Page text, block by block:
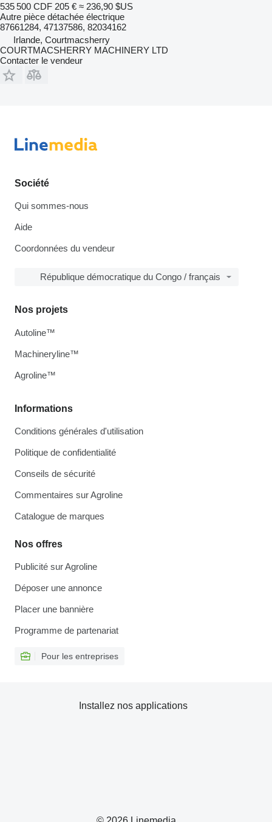
535 500 CDF 205 € ≈ 236,90 $US
Autre pièce détachée électrique
87661284, 47137586, 82034162
Irlande, Courtmacsherry
COURTMACSHERRY MACHINERY LTD
Contacter le vendeur
Société
Qui sommes-nous
Aide
Coordonnées du vendeur
République démocratique du Congo / français
Informations
Conditions générales d'utilisation
Politique de confidentialité
Conseils de sécurité
Commentaires sur Agroline
Catalogue de marques
Nos offres
Publicité sur Agroline
Déposer une annonce
Placer une bannière
Programme de partenariat
Pour les entreprises
Nos projets
Autoline™
Machineryline™
Agroline™
Installez nos applications